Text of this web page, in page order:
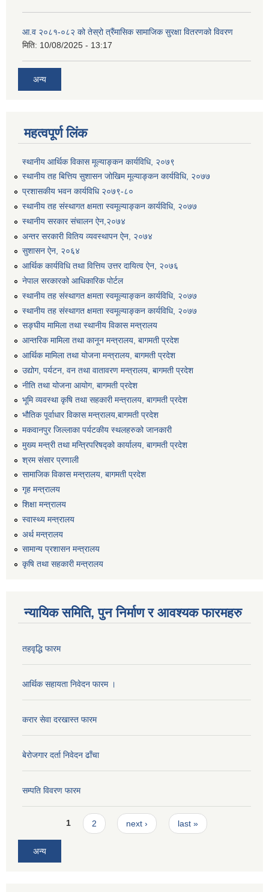
आ.व २०८१-०८२ को तेस्रो त्रैंमासिक सामाजिक सुरक्षा वितरणको विवरण
मिति: 10/08/2025 - 13:17
अन्य
महत्वपूर्ण लिंक
स्थानीय आर्थिक विकास मूल्याङ्कन कार्यविधि, २०७९
स्थानीय तह बित्तिय सुशासन जोखिम मूल्याङ्कन कार्यविधि, २०७७
प्रशासकीय भवन कार्यविधि २०७९-८०
स्थानीय तह संस्थागत क्षमता स्वमूल्याङ्कन कार्यविधि, २०७७
स्थानीय सरकार संचालन ऐन,२०७४
अन्तर सरकारी वितिय व्यवस्थापन ऐन, २०७४
सुशासन ऐन, २०६४
आर्थिक कार्यविधि तथा वित्तिय उत्तर दायित्व ऐन, २०७६
नेपाल सरकारको आधिकारिक पोर्टल
स्थानीय तह संस्थागत क्षमता स्वमूल्याङ्कन कार्यविधि, २०७७
स्थानीय तह संस्थागत क्षमता स्वमूल्याङ्कन कार्यविधि, २०७७
सङ्घीय मामिला तथा स्थानीय विकास मन्त्रालय
आन्तरिक मामिला तथा कानून मन्त्रालय, बागमती प्रदेश
आर्थिक मामिला तथा योजना मन्त्रालय, बागमती प्रदेश
उद्योग, पर्यटन, वन तथा वातावरण मन्त्रालय, बागमती प्रदेश
नीति तथा योजना आयोग, बागमती प्रदेश
भूमि व्यवस्था कृषि तथा सहकारी मन्त्रालय, बागमती प्रदेश
भौतिक पूर्वाधार विकास मन्त्रालय,बागमती प्रदेश
मकवानपुर जिल्लाका पर्यटकीय स्थलहरुको जानकारी
मुख्य मन्त्री तथा मन्त्रिपरिषद्को कार्यालय, बागमती प्रदेश
श्रम संसार प्रणाली
सामाजिक विकास मन्त्रालय, बागमती प्रदेश
गृह मन्त्रालय
शिक्षा मन्त्रालय
स्वास्थ्य मन्त्रालय
अर्थ मन्त्रालय
सामान्य प्रशासन मन्त्रालय
कृषि तथा सहकारी मन्त्रालय
न्यायिक समिति, पुन निर्माण र आवश्यक फारमहरु
तहवृद्धि फारम
आर्थिक सहायता निवेदन फारम ।
करार सेवा दरखास्त फारम
बेरोजगार दर्ता निवेदन ढाँचा
सम्पति विवरण फारम
Pages1 2 next › last »
अन्य